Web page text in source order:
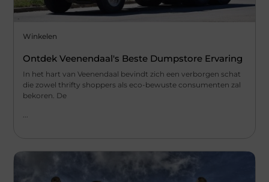
Winkelen
Ontdek Veenendaal's Beste Dumpstore Ervaring
In het hart van Veenendaal bevindt zich een verborgen schat
die zowel thrifty shoppers als eco-bewuste consumenten zal
bekoren. De
...